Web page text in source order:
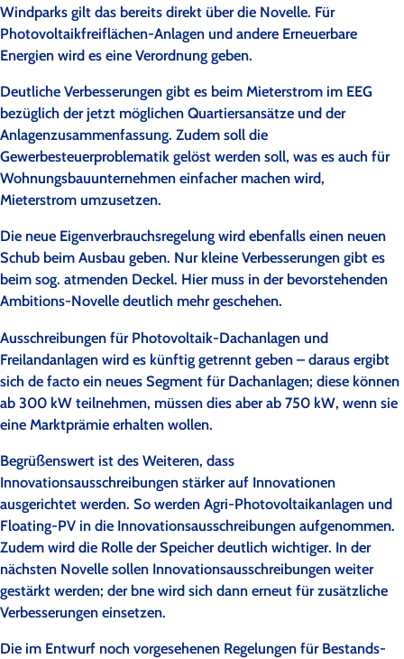
Windparks gilt das bereits direkt über die Novelle. Für
Photovoltaikfreiflächen-Anlagen und andere Erneuerbare
Energien wird es eine Verordnung geben.
Deutliche Verbesserungen gibt es beim Mieterstrom im EEG
bezüglich der jetzt möglichen Quartiersansätze und der
Anlagenzusammenfassung. Zudem soll die
Gewerbesteuerproblematik gelöst werden soll, was es auch für
Wohnungsbauunternehmen einfacher machen wird,
Mieterstrom umzusetzen.
Die neue Eigenverbrauchsregelung wird ebenfalls einen neuen
Schub beim Ausbau geben. Nur kleine Verbesserungen gibt es
beim sog. atmenden Deckel. Hier muss in der bevorstehenden
Ambitions-Novelle deutlich mehr geschehen.
Ausschreibungen für Photovoltaik-Dachanlagen und
Freilandanlagen wird es künftig getrennt geben – daraus ergibt
sich de facto ein neues Segment für Dachanlagen; diese können
ab 300 kW teilnehmen, müssen dies aber ab 750 kW, wenn sie
eine Marktprämie erhalten wollen.
Begrüßenswert ist des Weiteren, dass
Innovationsausschreibungen stärker auf Innovationen
ausgerichtet werden. So werden Agri-Photovoltaikanlagen und
Floating-PV in die Innovationsausschreibungen aufgenommen.
Zudem wird die Rolle der Speicher deutlich wichtiger. In der
nächsten Novelle sollen Innovationsausschreibungen weiter
gestärkt werden; der bne wird sich dann erneut für zusätzliche
Verbesserungen einsetzen.
Die im Entwurf noch vorgesehenen Regelungen für Bestands-